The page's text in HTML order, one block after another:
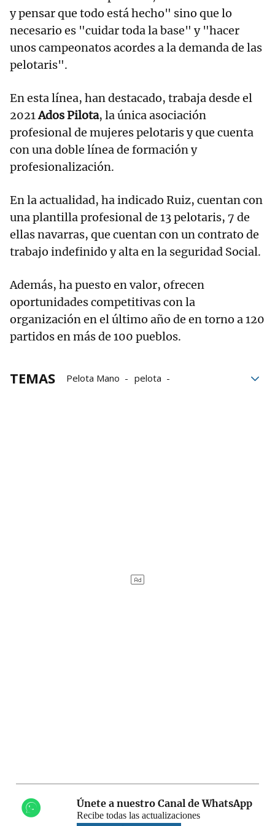
y pensar que todo está hecho" sino que lo
necesario es "cuidar toda la base" y "hacer
unos campeonatos acordes a la demanda de las
pelotaris".
En esta línea, han destacado, trabaja desde el
2021Ados Pilota, la única asociación
profesional de mujeres pelotaris y que cuenta
con una doble línea de formación y
profesionalización.
En la actualidad, ha indicado Ruiz, cuentan con
una plantilla profesional de 13 pelotaris, 7 de
ellas navarras, que cuentan con un contrato de
trabajo indefinido y alta en la seguridad Social.
Además, ha puesto en valor, ofrecen
oportunidades competitivas con la
organización en el último año de en torno a 120
partidos en más de 100 pueblos.
TEMAS Pelota Mano
pelota
Únete a nuestro Canal de WhatsApp
Recibe todas las actualizaciones